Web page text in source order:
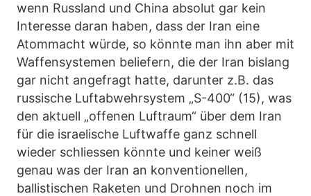
wenn Russland und China absolut gar kein
Interesse daran haben, dass der Iran eine
Atommacht würde, so könnte man ihn aber mit
Waffensystemen beliefern, die der Iran bislang
gar nicht angefragt hatte, darunter z.B. das
russische Luftabwehrsystem „S-400“ (15), was
den aktuell „offenen Luftraum“ über dem Iran
für die israelische Luftwaffe ganz schnell
wieder schliessen könnte und keiner weiß
genau was der Iran an konventionellen,
ballistischen Raketen und Drohnen noch im